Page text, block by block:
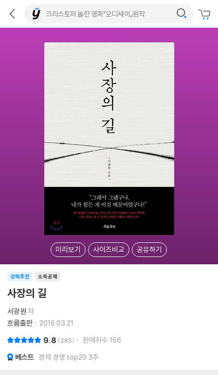
미리보기 사이즈비교 공유하기
소득공제
강력추천
사장의 길
서광원 저
흐름출판
2016.03.21.
9.8 285 판매지수 156
베스트 경제 경영 top20 3주